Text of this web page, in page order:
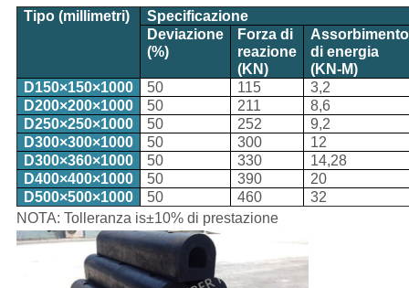
Tipo (millimetri)
Specificazione
Deviazione
(%)
Forza di
reazione
(KN)
Assorbimento
di energia
(KN-M)
D150×150×1000
50 115
3,2
D200×200×1000
50 211
8,6
D250×250×1000
50 252
9,2
D300×300×1000
50 300
12
D300×360×1000
50 330
14,28
D400×400×1000
50 390
20
D500×500×1000
50 460
32
NOTA: Tolleranza is±10% di prestazione